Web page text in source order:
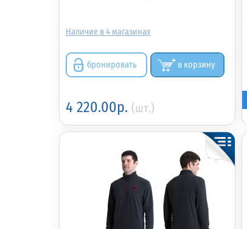
4
бронировать в корзину
4 220.00р. (шт.)